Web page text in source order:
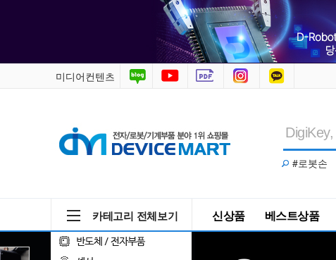
부
라
미디어컨텐츠
#로봇손
카테고리 전체보기 신상품 베스트상품